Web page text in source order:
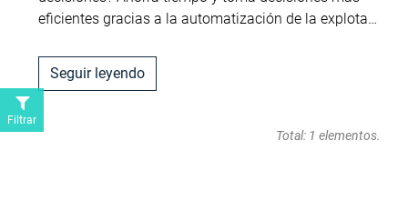
eficientes gracias a la automatización de la explota…
Seguir leyendo
Total: 1 elementos.
Filtrar